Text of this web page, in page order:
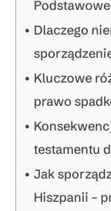
Dlaczego
Kluczowe
prawo
testamentu
Jak
Hiszpanii –